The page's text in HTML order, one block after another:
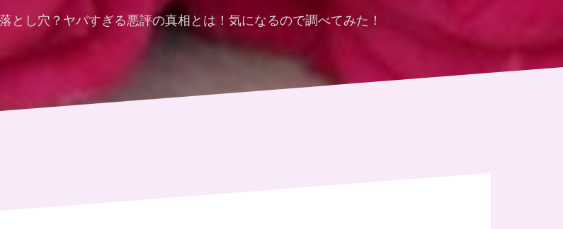
とし穴？ヤバすぎる悪評の真相とは！気になるので調べてみた！